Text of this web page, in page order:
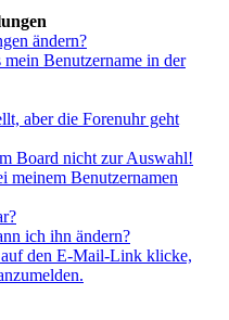
ändern?
Benutzername in der
aber die Forenuhr geht
Board nicht zur Auswahl!
meinem Benutzernamen
ich ihn ändern?
den E-Mail-Link klicke,